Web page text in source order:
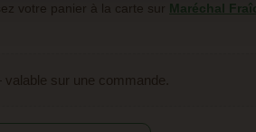
votre panier à la carte sur Maréchal
sur une commande.